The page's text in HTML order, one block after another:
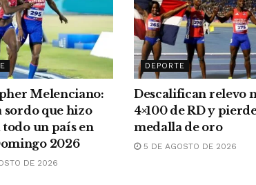
Melenciano:
sordo que hizo
un país en
2026
DE 2026
DEPORTE
Descalifican relevo
4×100 de RD y
medalla de oro
5 DE AGOSTO DE 2026